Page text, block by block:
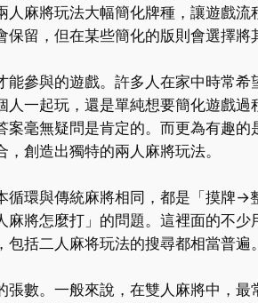
麻將玩法大幅簡化牌種，讓遊戲
留，但在某些簡化的版則會選擇將
參與的遊戲。許多人在家中時常
一起玩，還是單純想要簡化遊戲
毫無疑問是肯定的。而更為有趣
創造出獨特的兩人麻將玩法。
循環與傳統麻將相同，都是「摸牌
將怎麼打」的問題。這裡面的不
括二人麻将玩法的搜尋都相當普遍。
數。一般來說，在雙人麻將中，